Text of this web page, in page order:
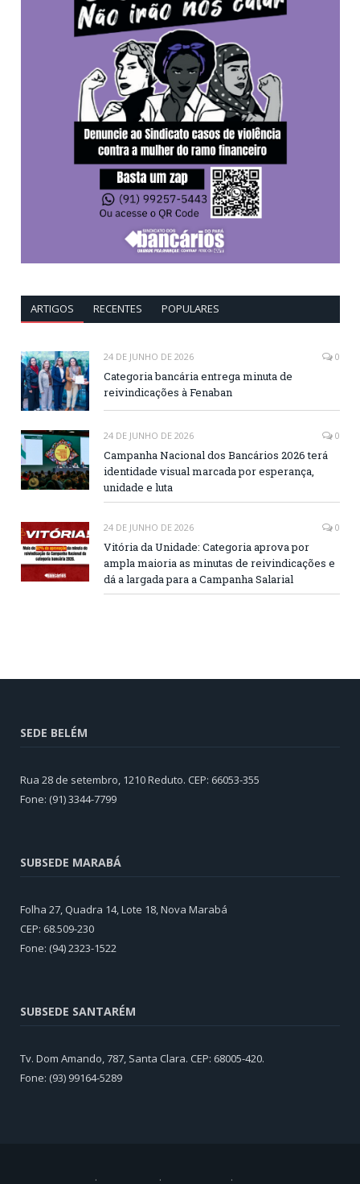
ARTIGOS RECENTES POPULARES
24 DE JUNHO DE 2026 0
Categoria bancária entrega minuta de
reivindicações à Fenaban
24 DE JUNHO DE 2026 0
Campanha Nacional dos Bancários 2026 terá
identidade visual marcada por esperança,
unidade e luta
24 DE JUNHO DE 2026 0
Vitória da Unidade: Categoria aprova por
ampla maioria as minutas de reivindicações e
dá a largada para a Campanha Salarial
SEDE BELÉM
Rua 28 de setembro, 1210 Reduto. CEP: 66053-355
Fone: (91) 3344-7799
SUBSEDE MARABÁ
Folha 27, Quadra 14, Lote 18, Nova Marabá
CEP: 68.509-230
Fone: (94) 2323-1522
SUBSEDE SANTARÉM
Tv. Dom Amando, 787, Santa Clara. CEP: 68005-420.
Fone: (93) 99164-5289